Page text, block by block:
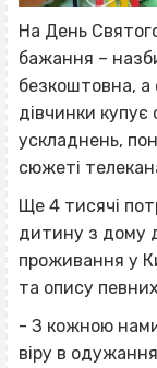
На День
бажання –
безкоштовна,
дівчинки купує
ускладнень,
сюжеті
Ще 4 тисячі
дитину з дому
проживання у
та опису
- З кожною
віру в